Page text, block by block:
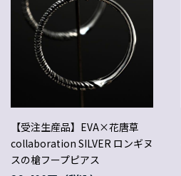
【受注生産品】EVA×花唐草
collaboration SILVER ロンギヌ
スの槍フープピアス